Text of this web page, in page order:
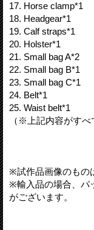
17. Horse clamp*1
18. Headgear*1
19. Calf straps*1
20. Holster*1
21. Small bag A*2
22. Small bag B*1
23. Small bag C*1
24. Belt*1
25. Waist belt*1
（※上記内容がすべ
※試作品画像のもの
※輸入品の場合、パ
がございます。